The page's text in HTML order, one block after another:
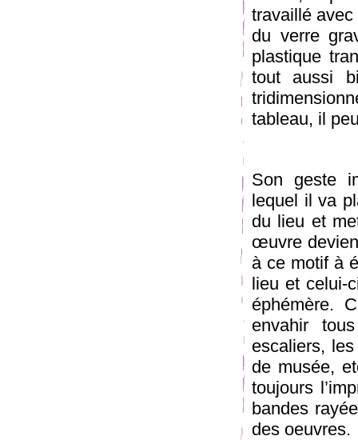
travaillé
du verre
plastique
tout aussi
tableau, il
Son geste
lequel il va
du lieu et
œuvre
à ce motif à
lieu et celui-
éphémère.
envahir
escaliers,
de musée,
toujours
bandes
des oeuvres.